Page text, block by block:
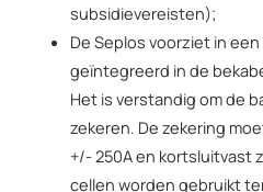
subsidievereisten);
De Seplos voorziet in
geïntegreerd in de
Het is verstandig om de
zekeren. De zekering
+/- 250A en kortsluitvast
cellen worden gebruikt